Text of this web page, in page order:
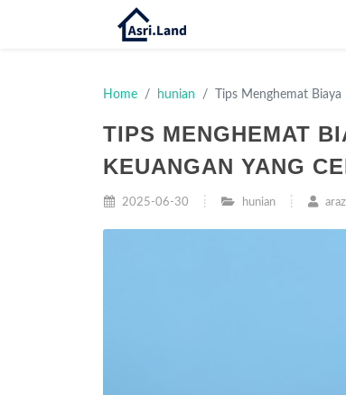
Home hunian Tips Menghemat
TIPS MENGHEMAT
KEUANGAN YANG
2025-06-30 hunian